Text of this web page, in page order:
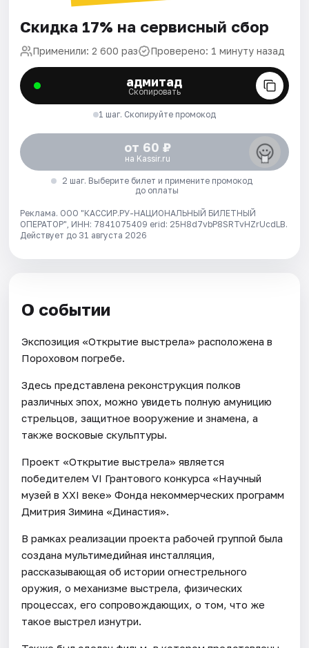
Скидка 17% на сервисный сбор
Применили: 2 600 раз Проверено: 1 минуту назад
адмитад
Скопировать
1 шаг. Скопируйте промокод
от 60 ₽
на Kassir.ru
2 шаг. Выберите билет и примените промокод
до оплаты
Реклама. ООО "КАССИР.РУ-НАЦИОНАЛЬНЫЙ БИЛЕТНЫЙ
ОПЕРАТОР", ИНН: 7841075409 erid: 25H8d7vbP8SRTvHZrUcdLB.
Действует до 31 августа 2026
О событии
Экспозиция «Открытие выстрела» расположена в
Пороховом погребе.
Здесь представлена реконструкция полков
различных эпох, можно увидеть полную амуницию
стрельцов, защитное вооружение и знамена, а
также восковые скульптуры.
Проект «Открытие выстрела» является
победителем VI Грантового конкурса «Научный
музей в XXI веке» Фонда некоммерческих программ
Дмитрия Зимина «Династия».
В рамках реализации проекта рабочей группой была
создана мультимедийная инсталляция,
рассказывающая об истории огнестрельного
оружия, о механизме выстрела, физических
процессах, его сопровождающих, о том, что же
такое выстрел изнутри.